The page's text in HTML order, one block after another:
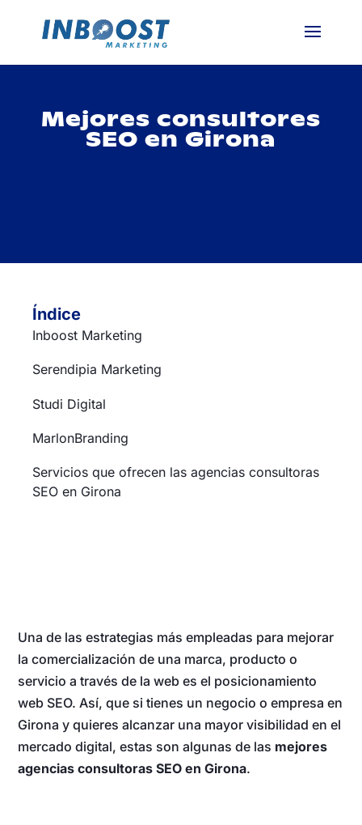
Mejores consultores
SEO en Girona
Índice
Inboost Marketing
Serendipia Marketing
Studi Digital
MarlonBranding
Servicios que ofrecen las agencias consultoras
SEO en Girona
Una de las estrategias más empleadas para mejorar
la comercialización de una marca, producto o
servicio a través de la web es el posicionamiento
web SEO. Así, que si tienes un negocio o empresa en
Girona y quieres alcanzar una mayor visibilidad en el
mercado digital, estas son algunas de las mejores
agencias consultoras SEO en Girona.